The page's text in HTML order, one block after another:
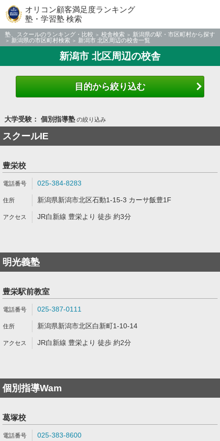
オリコン顧客満足度ランキング
塾・学習塾 検索
塾、スクールのランキング・比較 校舎検索
新潟県の駅・市区町村から探す
新潟県の市区町村検索
新潟市 北区周辺の校舎一覧
新潟市 北区周辺の校舎
目的から絞り込む
大学受験： 個別指導塾の絞り込み
スクールIE
豊栄校
025-384-8283
新潟県新潟市北区石動1-15-3 カーサ飯豊1F
JR白新線 豊栄より 徒歩 約3分
明光義塾
豊栄駅前教室
025-387-0111
新潟県新潟市北区白新町1-10-14
JR白新線 豊栄より 徒歩 約2分
個別指導Wam
葛塚校
025-383-8600